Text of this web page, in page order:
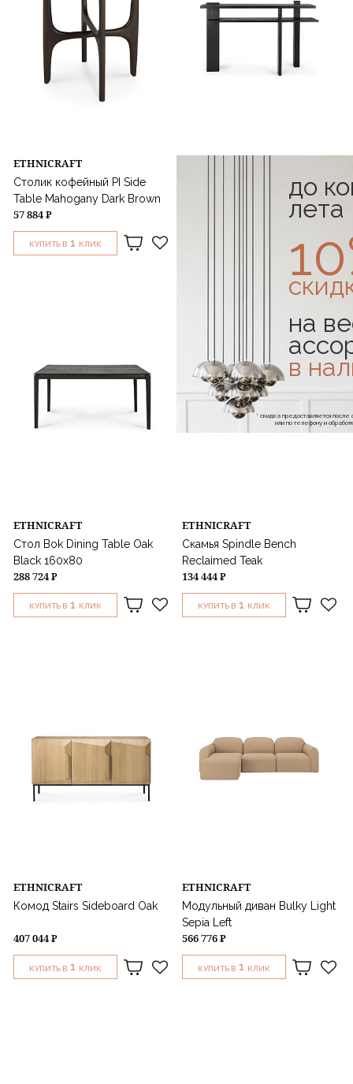
ETHNICRAFT
Столик кофейный PI Side
Table Mahogany Dark Brown
57 884 ₽
КУПИТЬ В 1 КЛИК
Консоль Abstract Console
ETHNICRAFT
Стол Bok Dining Table Oak
Black 160x80
288 724 ₽
КУПИТЬ В 1 КЛИК
ETHNICRAFT
Скамья Spindle Bench
Reclaimed Teak
134 444 ₽
КУПИТЬ В 1 КЛИК
ETHNICRAFT
Комод Stairs Sideboard Oak
407 044 ₽
КУПИТЬ В 1 КЛИК
ETHNICRAFT
Модульный диван Bulky Light
Sepia Left
566 776 ₽
КУПИТЬ В 1 КЛИК
до
лета
на
в
* скидка предоставляется
или по телефону и